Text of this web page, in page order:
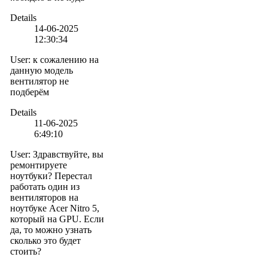
Details
14-06-2025
12:30:34
User: к сожалению на
данную модель
вентилятор не
подберём
Details
11-06-2025
6:49:10
User: Здравствуйте, вы
ремонтируете
ноутбуки? Перестал
работать один из
вентиляторов на
ноутбуке Acer Nitro 5,
который на GPU. Если
да, то можно узнать
сколько это будет
стоить?